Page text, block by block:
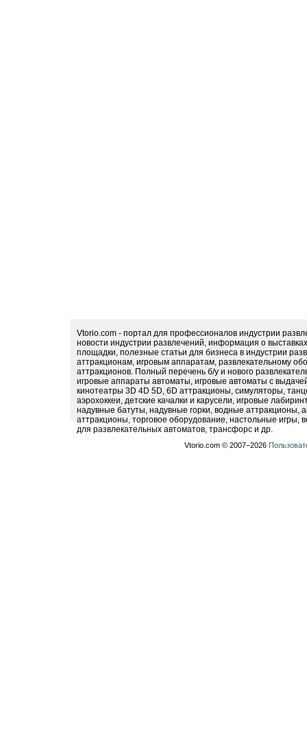
Vtorio.com - портал для профессионалов индустрии
новости индустрии развлечений, информация о
площадки, полезные статьи для бизнеса в индустрии
аттракционам, игровым аппаратам, развлекательному
аттракционов. Полный перечень б/у и нового
игровые аппараты автоматы, игровые автоматы с
кинотеатры 3D 4D 5D, 6D аттракционы, симуляторы,
аэрохоккеи, детские качалки и карусели, игровые
надувные батуты, надувные горки, водные
аттракционы, торговое оборудование, настольные игры,
для развлекательных автоматов, трансфорс и др.
Vtorio.com © 2007−2026